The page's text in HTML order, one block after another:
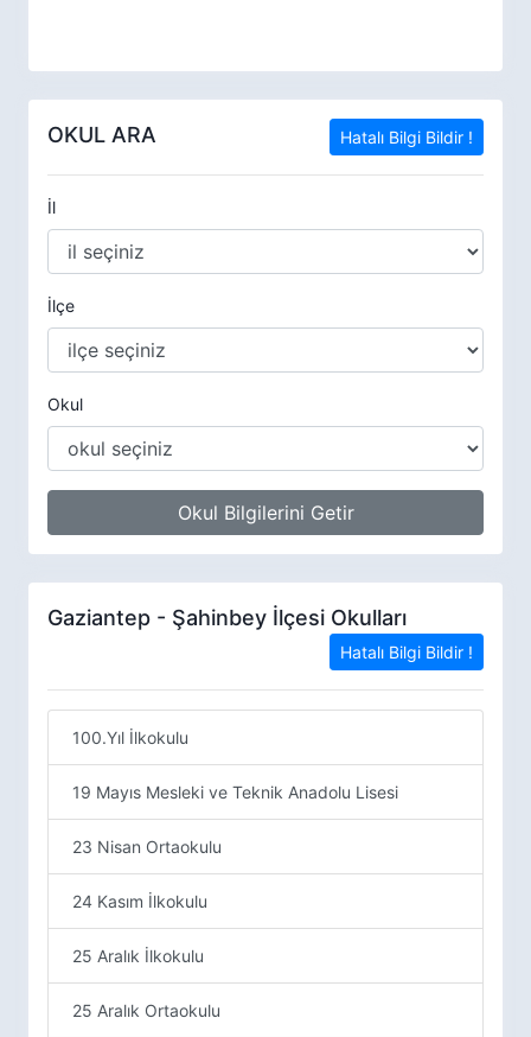
OKUL ARA Hatalı Bilgi Bildir !
İl
İlçe
Okul
Okul Bilgilerini Getir
Gaziantep - Şahinbey İlçesi Okulları
Hatalı Bilgi Bildir !
100.Yıl İlkokulu
19 Mayıs Mesleki ve Teknik Anadolu Lisesi
23 Nisan Ortaokulu
24 Kasım İlkokulu
25 Aralık İlkokulu
25 Aralık Ortaokulu